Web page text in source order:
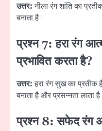
उत्तर:नीला रंग शांति का
बनाता है।
प्रश्न 7: हरा रंग
प्रभावित करता है?
उत्तर:हरा रंग सुख का प्रतीक
बनाता है और प्रसन्नता लाता
प्रश्न 8: सफेद रंग